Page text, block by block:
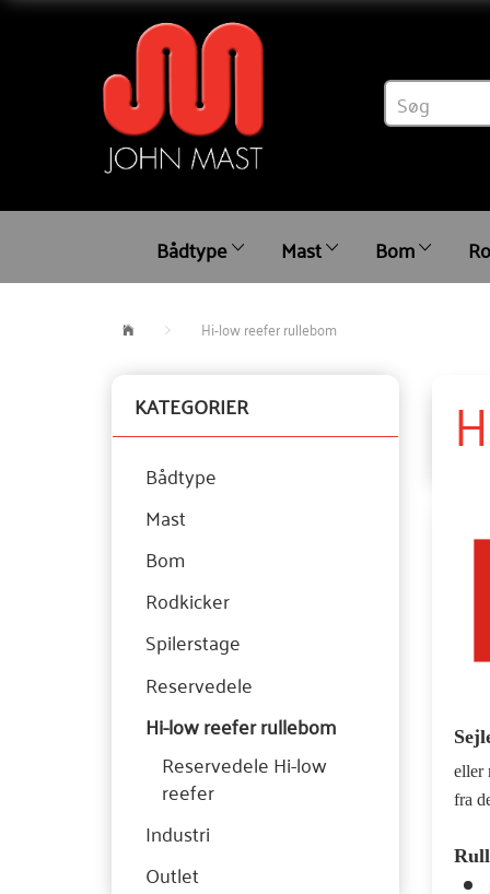
Bådtype Mast Bom
Hi-low reefer rullebom
KATEGORIER
Bådtype
Mast
Bom
Rodkicker
Spilerstage
Reservedele
Hi-low reefer rullebom
Reservedele Hi-low
reefer
Industri
Outlet
eller
fra